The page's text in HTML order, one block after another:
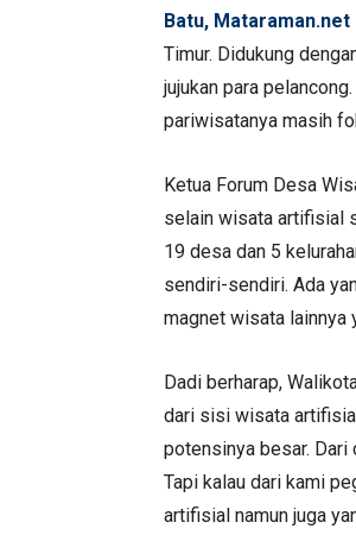
Batu, Mataraman.net
Timur. Didukung
jujukan para
pariwisatanya masih
Ketua Forum Desa
selain wisata artifisial
19 desa dan 5
sendiri-sendiri. Ada
magnet wisata lainnya
Dadi berharap,
dari sisi wisata
potensinya besar. Dari
Tapi kalau dari kami
artifisial namun juga